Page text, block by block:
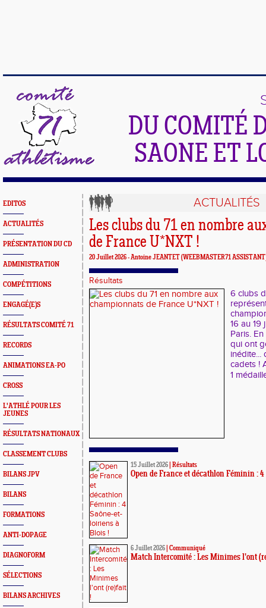
DU COMITÉ
SAONE ET
EDITOS
ACTUALITÉS
PRÉSENTATION DU CD
ADMINISTRATION
COMPÉTITIONS
ENGAGÉ(E)S
RÉSULTATS COMITÉ 71
RECORDS
ANIMATIONS EA-PO
CROSS
L'ATHLÉ POUR LES
JEUNES
RÉSULTATS NATIONAUX
CLASSEMENT CLUBS
BILANS JPV
BILANS
FORMATIONS
ANTI-DOPAGE
DIAGNOFORM
SÉLECTIONS
BILANS ARCHIVES
ACTUALITÉS
Les clubs du 71 en nombre
de France U*NXT !
20 Juillet 2026 -Antoine JEANTET(WEEBMASTER71
Résultats
6 clubs
16 au 19
Paris.
qui ont
inédite...
cadets !
1
15 Juillet 2026 Résultats
Open de France et décathlon Féminin :
6 Juillet 2026 Communiqué
Match Intercomité : Les Minimes l'ont